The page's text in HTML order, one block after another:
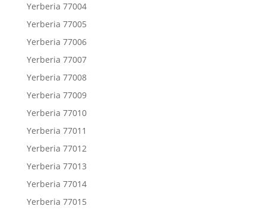
Yerberia 77004
Yerberia 77005
Yerberia 77006
Yerberia 77007
Yerberia 77008
Yerberia 77009
Yerberia 77010
Yerberia 77011
Yerberia 77012
Yerberia 77013
Yerberia 77014
Yerberia 77015